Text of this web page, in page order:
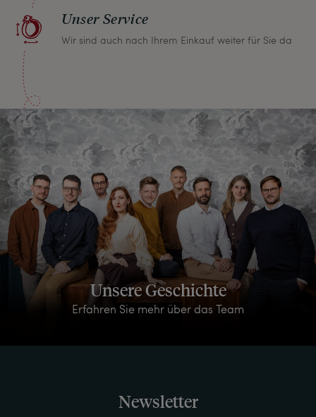
Unser Service
Wir sind auch nach Ihrem Einkauf weiter für Sie da
Unsere Geschichte
Erfahren Sie mehr über das Team
Newsletter